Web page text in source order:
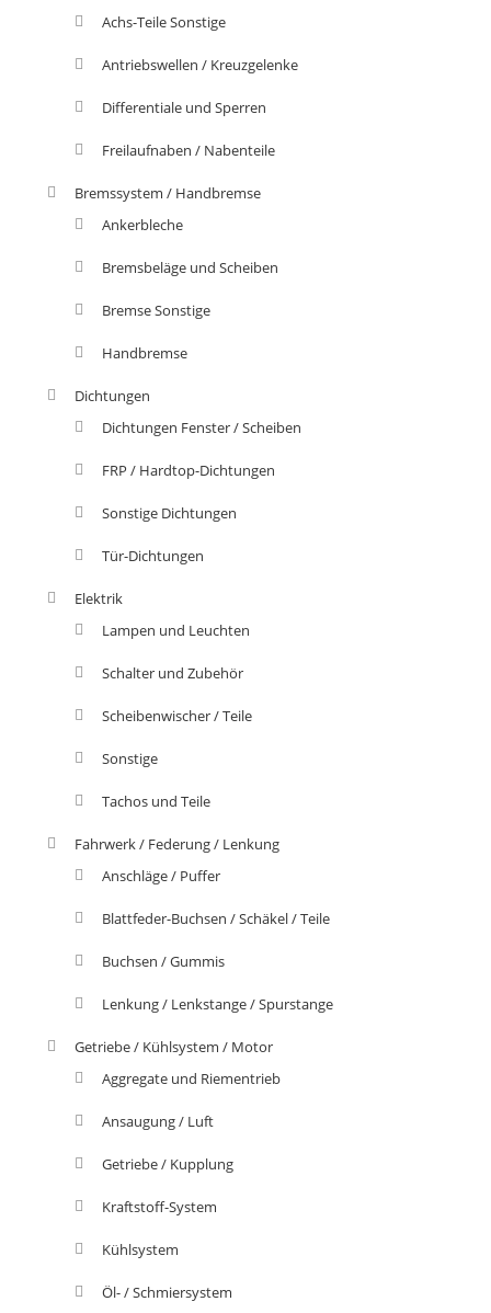
Achs-Teile Sonstige
Antriebswellen / Kreuzgelenke
Differentiale und Sperren
Freilaufnaben / Nabenteile
Bremssystem / Handbremse
Ankerbleche
Bremsbeläge und Scheiben
Bremse Sonstige
Handbremse
Dichtungen
Dichtungen Fenster / Scheiben
FRP / Hardtop-Dichtungen
Sonstige Dichtungen
Tür-Dichtungen
Elektrik
Lampen und Leuchten
Schalter und Zubehör
Scheibenwischer / Teile
Sonstige
Tachos und Teile
Fahrwerk / Federung / Lenkung
Anschläge / Puffer
Blattfeder-Buchsen / Schäkel / Teile
Buchsen / Gummis
Lenkung / Lenkstange / Spurstange
Getriebe / Kühlsystem / Motor
Aggregate und Riementrieb
Ansaugung / Luft
Getriebe / Kupplung
Kraftstoff-System
Kühlsystem
Öl- / Schmiersystem